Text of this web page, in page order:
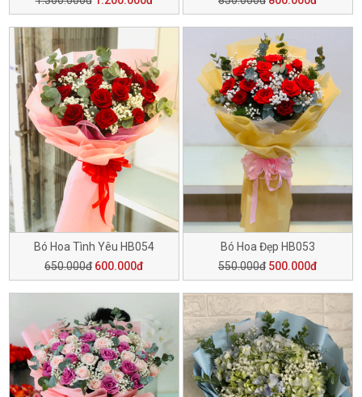
Bó Hoa Tình Yêu HB054
650.000đ 600.000đ
Bó Hoa Đẹp HB053
550.000đ 500.000đ